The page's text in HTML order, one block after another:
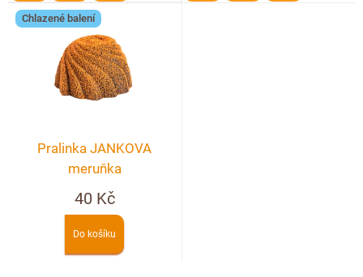
Chlazené balení
Pralinka JANKOVA
meruňka
40 Kč
Do košíku